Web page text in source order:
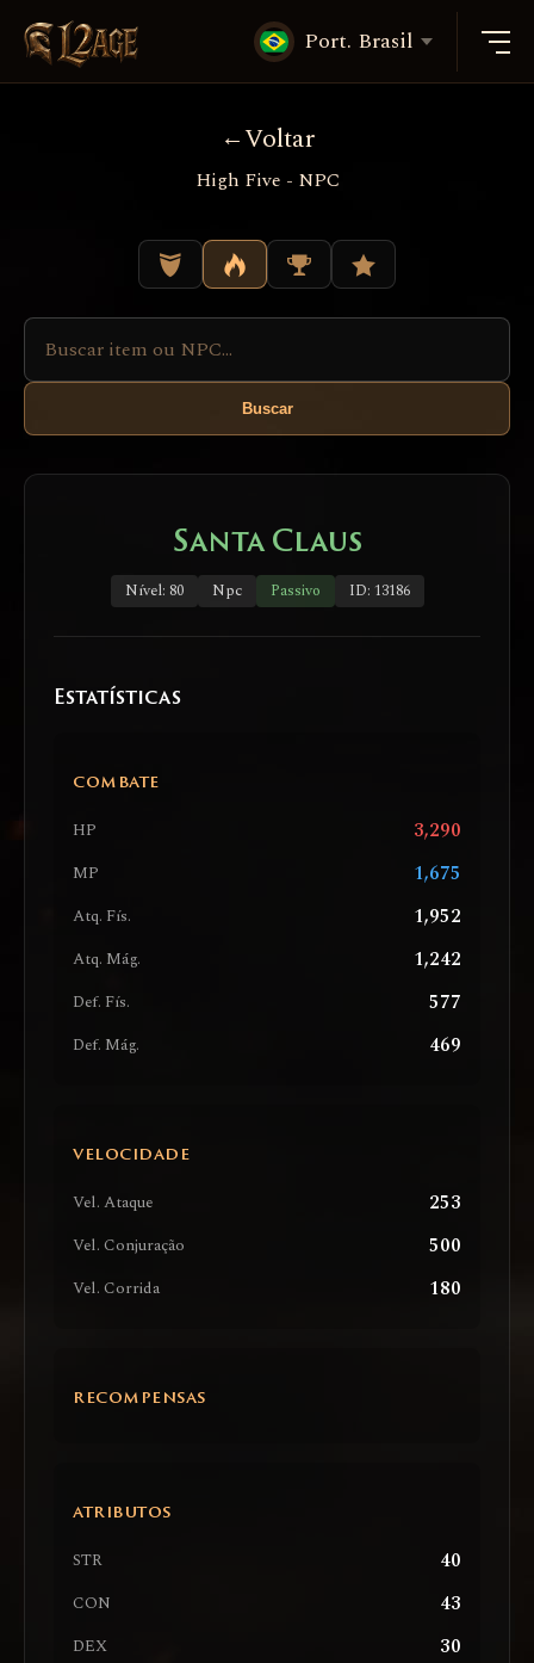
Port. Brasil
Voltar
High Five - NPC
Buscar
Santa Claus
Nível: 80 Npc Passivo ID: 13186
Estatísticas
COMBATE
HP 3,290
MP 1,675
Atq. Fís. 1,952
Atq. Mág. 1,242
Def. Fís. 577
Def. Mág. 469
VELOCIDADE
Vel. Ataque 253
Vel. Conjuração 500
Vel. Corrida 180
RECOMPENSAS
ATRIBUTOS
STR 40
CON 43
DEX 30